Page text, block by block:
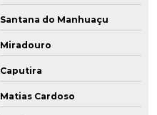
Santana do Manhuaçu
Miradouro
Caputira
Matias Cardoso